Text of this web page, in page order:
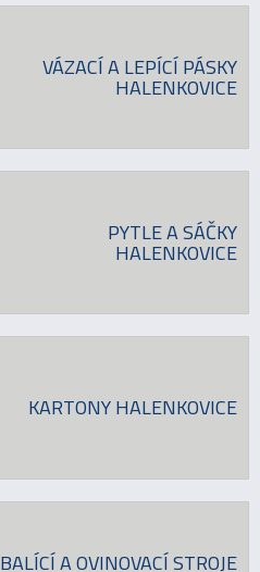
VÁZACÍ A LEPÍCÍ PÁSKY
HALENKOVICE
PYTLE A SÁČKY
HALENKOVICE
KARTONY HALENKOVICE
BALÍCÍ A OVINOVACÍ STROJE